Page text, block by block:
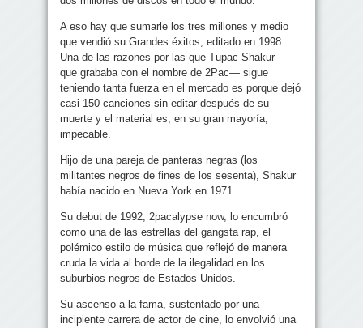
A eso hay que sumarle los tres millones y medio
que vendió su Grandes éxitos, editado en 1998.
Una de las razones por las que Tupac Shakur —
que grababa con el nombre de 2Pac— sigue
teniendo tanta fuerza en el mercado es porque dejó
casi 150 canciones sin editar después de su
muerte y el material es, en su gran mayoría,
impecable.
Hijo de una pareja de panteras negras (los
militantes negros de fines de los sesenta), Shakur
había nacido en Nueva York en 1971.
Su debut de 1992, 2pacalypse now, lo encumbró
como una de las estrellas del gangsta rap, el
polémico estilo de música que reflejó de manera
cruda la vida al borde de la ilegalidad en los
suburbios negros de Estados Unidos.
Su ascenso a la fama, sustentado por una
incipiente carrera de actor de cine, lo envolvió una